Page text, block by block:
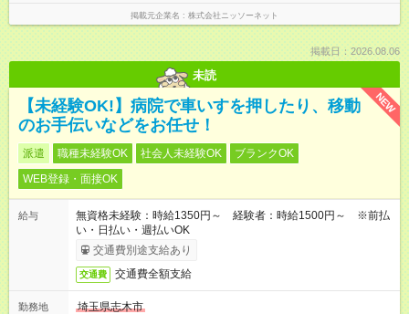
掲載元企業名 株式会社ニッソーネット
掲載日：2026.08.06
未読
NEW
【未経験OK!】病院で車いすを押したり、移動
のお手伝いなどをお任せ！
派遣 職種未経験OK 社会人未経験OK
ブランクOK
WEB登録・面接OK
給与
無資格未経験：時給1350円～ 経験者：時給1500円～ ※前払
い・日払い・週払いOK
交通費別途支給あり
交通費 交通費全額支給
勤務地
埼玉県志木市